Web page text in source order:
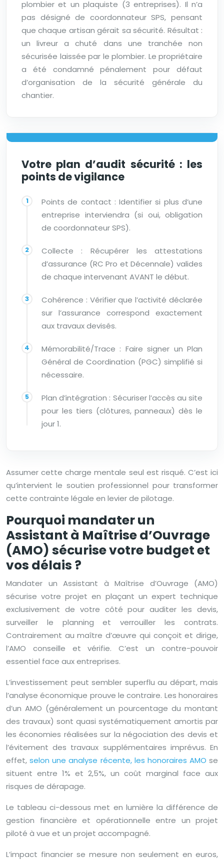
plombier et un plaquiste (3 entreprises). Il n’a
pas désigné de coordonnateur SPS, pensant
que chaque artisan gérait sa sécurité. Résultat :
un livreur a chuté dans une tranchée non
sécurisée laissée par le plombier. Le propriétaire
a été condamné pénalement pour défaut
d’organisation de la sécurité générale du
chantier.
Votre plan d’audit sécurité : les
points de vigilance
Points de contact : Identifier si plus d’une
entreprise interviendra (si oui, obligation
de coordonnateur SPS).
Collecte : Récupérer les attestations
d’assurance (RC Pro et Décennale) valides
de chaque intervenant AVANT le début.
Cohérence : Vérifier que l’activité déclarée
sur l’assurance correspond exactement
aux travaux devisés.
Mémorabilité/Trace : Faire signer un Plan
Général de Coordination (PGC) simplifié si
nécessaire.
Plan d’intégration : Sécuriser l’accès au site
pour les tiers (clôtures, panneaux) dès le
jour 1.
Assumer cette charge mentale seul est risqué. C’est ici
qu’intervient le soutien professionnel pour transformer
cette contrainte légale en levier de pilotage.
Pourquoi mandater un
Assistant à Maîtrise d’Ouvrage
(AMO) sécurise votre budget et
vos délais ?
Mandater un Assistant à Maîtrise d’Ouvrage (AMO)
sécurise votre projet en plaçant un expert technique
exclusivement de votre côté pour auditer les devis,
surveiller le planning et verrouiller les contrats.
Contrairement au maître d’œuvre qui conçoit et dirige,
l’AMO conseille et vérifie. C’est un contre-pouvoir
essentiel face aux entreprises.
L’investissement peut sembler superflu au départ, mais
l’analyse économique prouve le contraire. Les honoraires
d’un AMO (généralement un pourcentage du montant
des travaux) sont quasi systématiquement amortis par
les économies réalisées sur la négociation des devis et
l’évitement des travaux supplémentaires imprévus. En
effet,selon une analyse récente, les honoraires AMO se
situent entre 1% et 2,5%, un coût marginal face aux
risques de dérapage.
Le tableau ci-dessous met en lumière la différence de
gestion financière et opérationnelle entre un projet
piloté à vue et un projet accompagné.
L’impact financier se mesure non seulement en euros,